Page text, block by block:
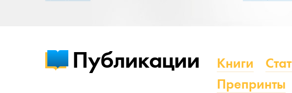
Публикации Книги
Препринты